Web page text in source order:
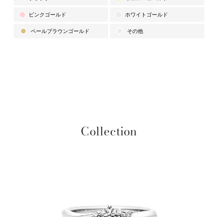
ピンクゴールド ホワイトゴールド
ペールブラウンゴールド その他
Collection